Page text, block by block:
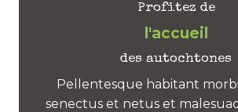
Profitez de
l'accueil
des autochtones
Pellentesque habitant
senectus et netus et